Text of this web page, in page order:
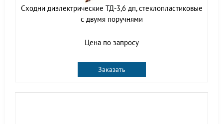
Сходни диэлектрические ТД-3,6 дп, стеклопластиковые
с двумя поручнями
Цена по запросу
Заказать